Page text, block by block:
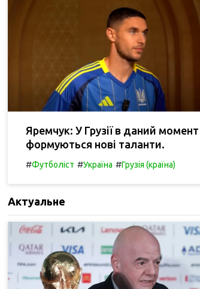
Яремчук: У Грузії в даний момент
формуються нові таланти.
#Футболіст #Україна #Грузія (країна)
Актуальне